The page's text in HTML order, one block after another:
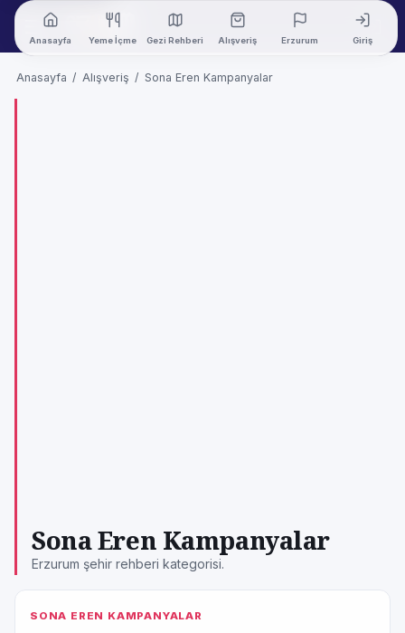
Anasayfa Yeme İçme Gezi Rehberi Alışveriş Erzurum Giriş
Anasayfa / Alışveriş / Sona Eren Kampanyalar
Sona Eren Kampanyalar
Erzurum şehir rehberi kategorisi.
SONA EREN KAMPANYALAR